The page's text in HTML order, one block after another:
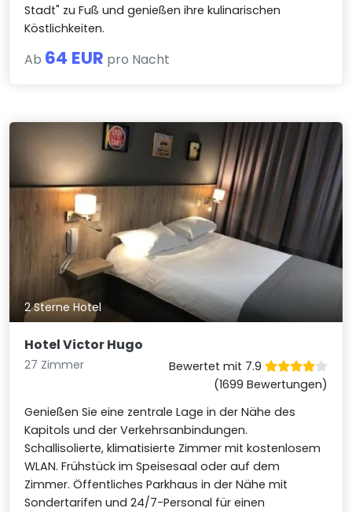
Stadt" zu Fuß und genießen ihre kulinarischen
Köstlichkeiten.
Ab 64 EUR pro Nacht
2 Sterne Hotel
Hotel Victor Hugo
27 Zimmer
Bewertet mit 7.9
(1699 Bewertungen)
Genießen Sie eine zentrale Lage in der Nähe des
Kapitols und der Verkehrsanbindungen.
Schallisolierte, klimatisierte Zimmer mit kostenlosem
WLAN. Frühstück im Speisesaal oder auf dem
Zimmer. Öffentliches Parkhaus in der Nähe mit
Sondertarifen und 24/7-Personal für einen